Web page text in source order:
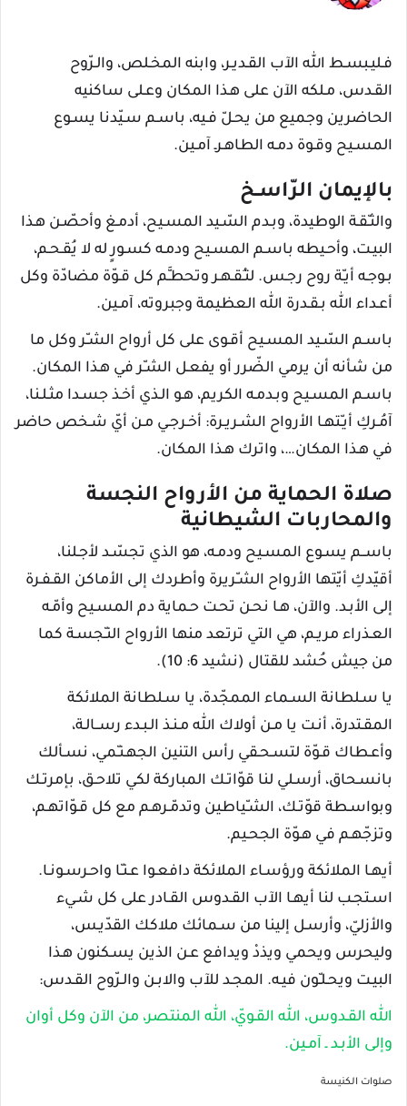
فـليـبسـط الله الآب القـديـر، وابنه المخـلص، والـرّوح
القـدس، مـلكه الآن على هـذا المكان وعـلى ساكنيه
الحاضرين وجميع من يحـلّ فـيه، باسـم سـيّدنا يسـوع
المسـيح وقـوة دمـه الطاهـرـ آمـين.
بالإيمان الرّاسـخ
والثـّقـة الوطيدة، وبـدم السّـيد المسـيح، أدمـغ وأحصّـن هـذا
البيـت، وأحـيطه باسـم المسـيح ودمـه كسـورٍ له لا يُقـحـم،
بـوجـه أيـّة روح رجـس. لتـُقـهـر وتحطـَّم كل قـوّة مضادّة وكل
أعـداء الله بـقـدرة الله العظيمة وجبروته، آمـين.
باسـم السّـيد المسـيح أقـوى على كل أرواح الشـّر وكل ما
من شأنه أن يرمي الضّرر أو يفعـل الشـّر في هـذا المكان.
باسـم المسـيح وبـدمـه الكريم، هـو الـذي أخـذ جسـدا مثـلـنا،
آمُـركِ أيـّتهـا الأرواح الشـريـرة: أخـرجـي مـن أيّ شـخص حاضر
في هـذا المكان…، واترك هـذا المكان.
صلاة الحماية من الأرواح النجسة
والمحاربات الشيطانية
باســم يسـوع المسـيح ودمـه، هو الذي تجسّـد لأجـلنا،
أقيّدكِ أيّتها الأرواح الشـّريرة وأطردك إلى الأماكن القـفـرة
إلى الأبـد. والآن، هـا نحـن تحـت حـماية دم المسـيح وأمّـه
العـذراء مريـم، هي التي ترتعد منها الأرواح النـّجسـة كما
من جيش حُشد للقتال (نشيد 6: 10).
يا سـلطانة السـماء الممجّدة، يا سـلطانة الملائكة
المقـتدرة، أنـت يا مـن أولاك الله مـنـذ الـبـدء رســالـة،
وأعـطاك قـوّة لتسـحـقي رأس التنين الجهـنـّمي، نسـألك
بانسـحاق، أرسـلي لنا قوّاتـك المباركة لكي تلاحـق، بإمرتـك
وبواسـطة قوّتـك، الشـّياطين وتدمّـرهـم مع كل قـوّاتهـم،
وتزجّهـم في هـوّة الجحـيم.
أيهـا الملائكة ورؤسـاء الملائكة دافعـوا عـنـّا واحـرسـونـا.
اسـتجـب لنا أيهـا الآب القـدوس القـادر على كل شـيء
والأزليّ، وأرسـل إلينا من سـمائك ملاكك القدّيـس،
وليحرس ويحمي ويذدْ ويدافع عـن الذين يسـكنون هـذا
البيـت ويحـلـّون فيـه. المجـد للآب والابـن والـرّوح القـدس:
الله القـدوس، الله القـويّ، الله المنتصر، من الآن وكل أوان
وإلى الأبـد ـ آمـين.
صلوات الكنيسة